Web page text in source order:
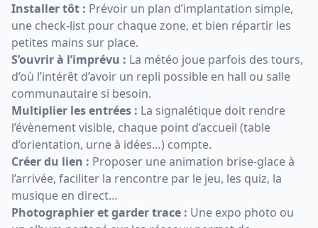
Installer tôt : Prévoir un plan d’implantation simple,
une check-list pour chaque zone, et bien répartir les
petites mains sur place.
S’ouvrir à l’imprévu : La météo joue parfois des tours,
d’où l’intérêt d’avoir un repli possible en hall ou salle
communautaire si besoin.
Multiplier les entrées : La signalétique doit rendre
l’évènement visible, chaque point d’accueil (table
d’orientation, urne à idées…) compte.
Créer du lien : Proposer une animation brise-glace à
l’arrivée, faciliter la rencontre par le jeu, les quiz, la
musique en direct…
Photographier et garder trace : Une expo photo ou